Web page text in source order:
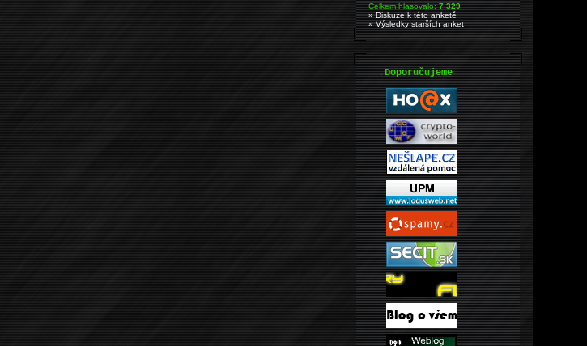
Celkem hlasovalo:7 329
» Diskuze k této anketě
» Výsledky starších anket
.Doporučujeme